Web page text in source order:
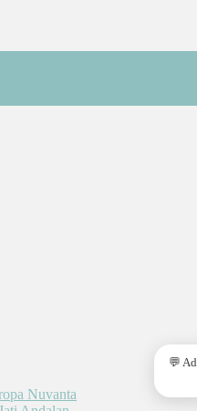
💬